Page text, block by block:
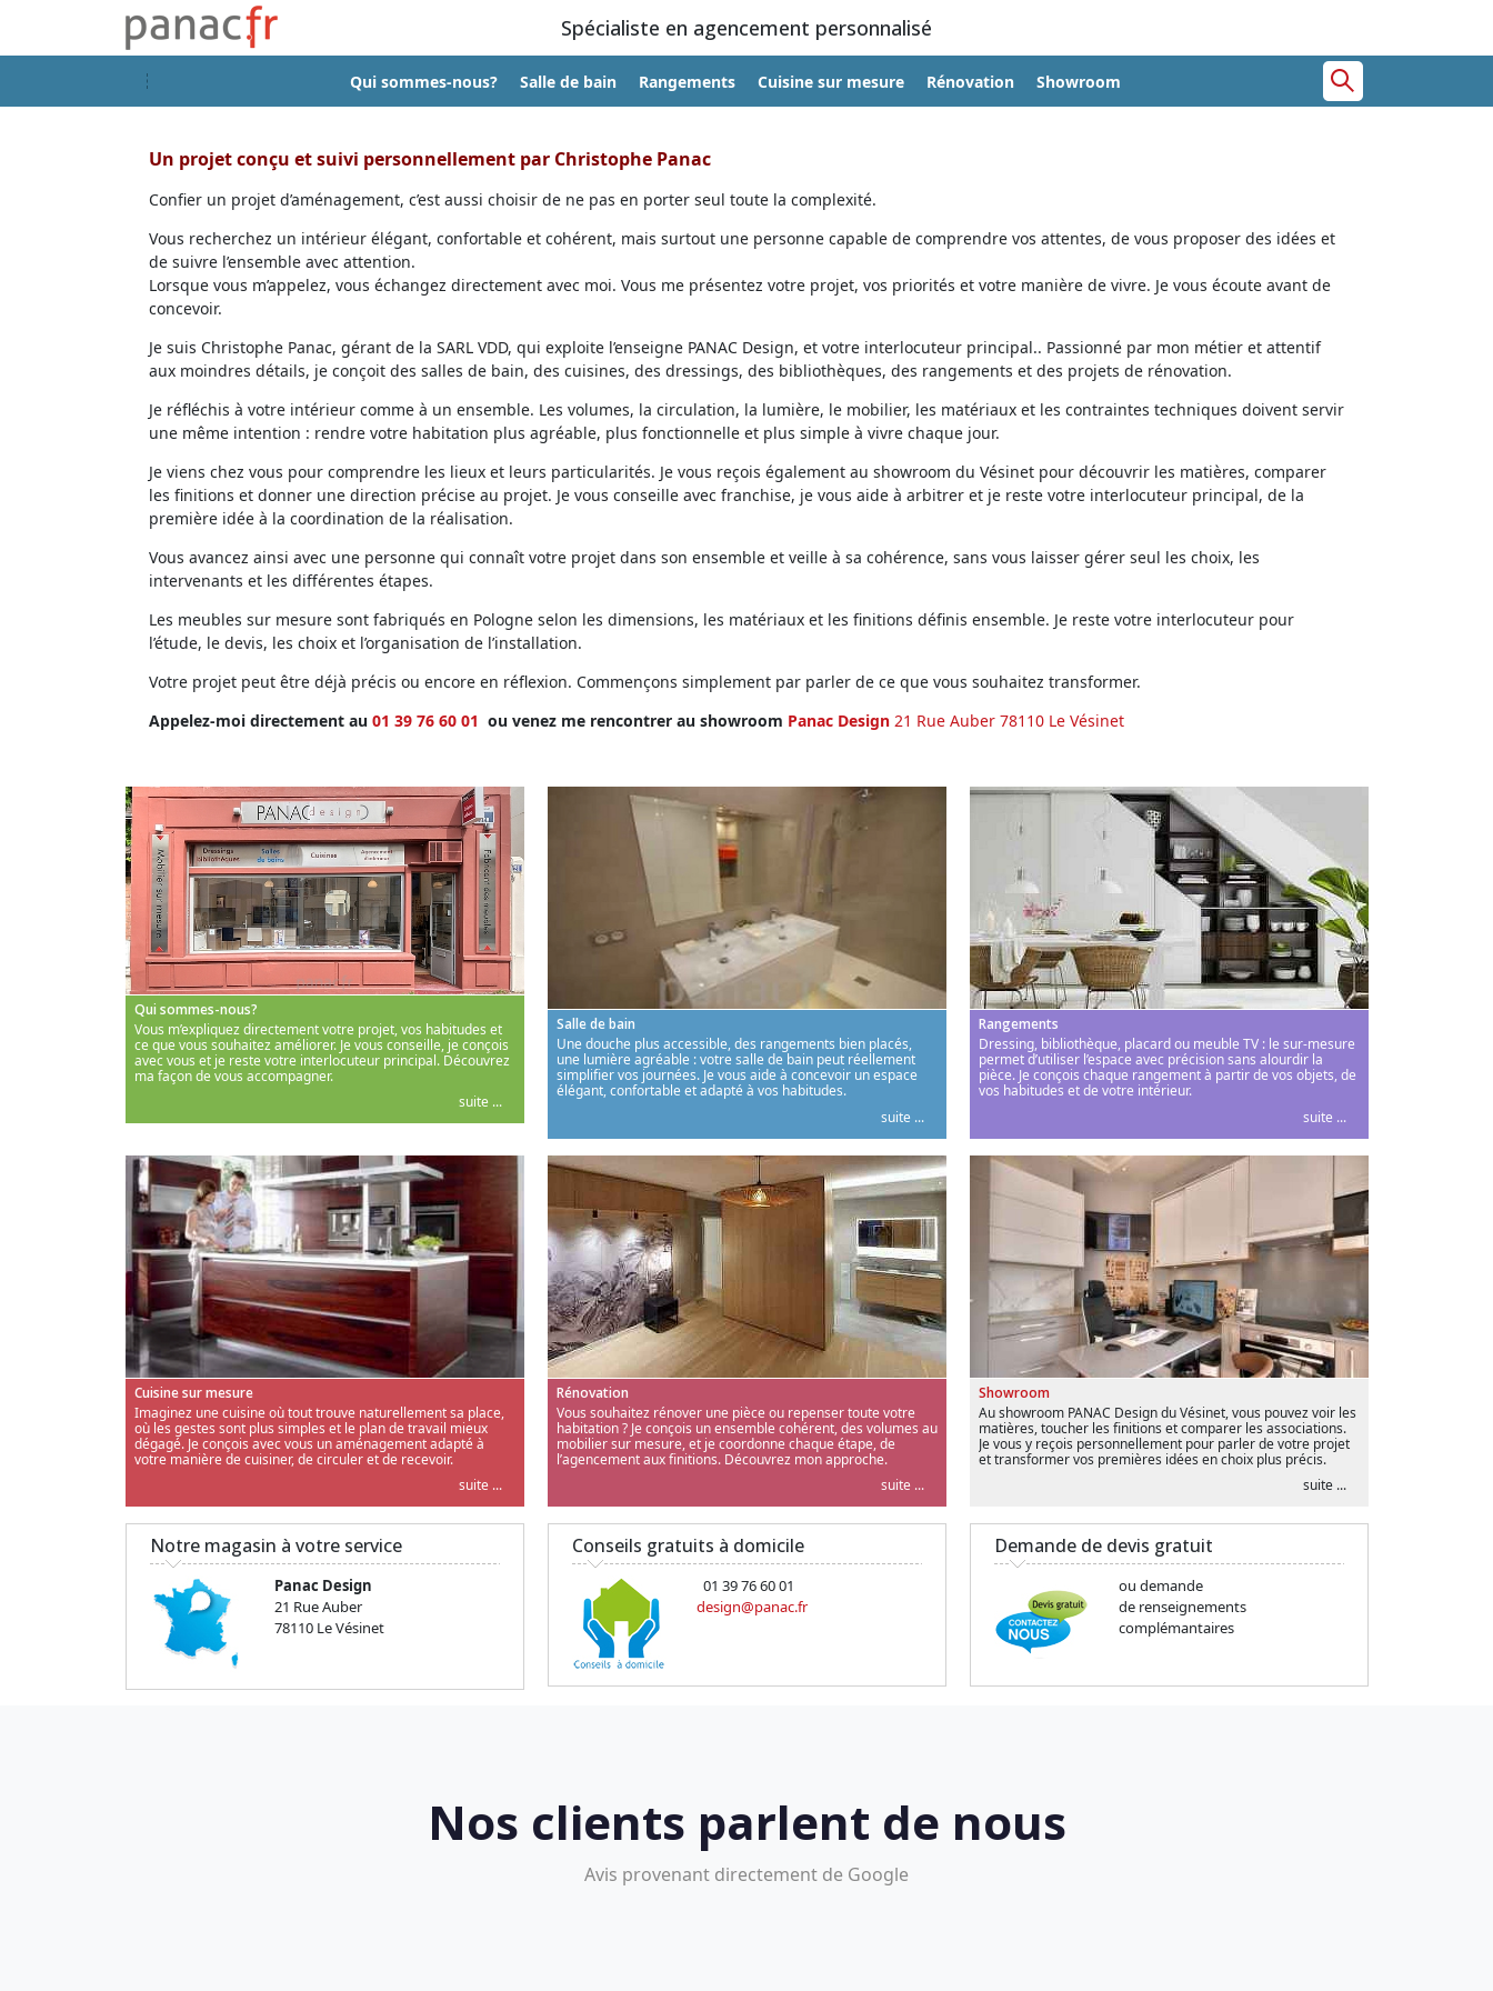
Spécialiste en agencement personnalisé
Qui sommes-nous? Salle de bain Rangements Cuisine sur mesure Rénovation Showroom
Un projet conçu et suivi personnellement par Christophe Panac
Confier un projet d’aménagement, c’est aussi choisir de ne pas en porter seul toute la complexité.
Vous recherchez un intérieur élégant, confortable et cohérent, mais surtout une personne capable de comprendre vos attentes, de vous proposer des idées et
de suivre l’ensemble avec attention.
Lorsque vous m’appelez, vous échangez directement avec moi. Vous me présentez votre projet, vos priorités et votre manière de vivre. Je vous écoute avant de
concevoir.
Je suis Christophe Panac, gérant de la SARL VDD, qui exploite l’enseigne PANAC Design, et votre interlocuteur principal.. Passionné par mon métier et attentif
aux moindres détails, je conçoit des salles de bain, des cuisines, des dressings, des bibliothèques, des rangements et des projets de rénovation.
Je réfléchis à votre intérieur comme à un ensemble. Les volumes, la circulation, la lumière, le mobilier, les matériaux et les contraintes techniques doivent servir
une même intention : rendre votre habitation plus agréable, plus fonctionnelle et plus simple à vivre chaque jour.
Je viens chez vous pour comprendre les lieux et leurs particularités. Je vous reçois également au showroom du Vésinet pour découvrir les matières, comparer
les finitions et donner une direction précise au projet. Je vous conseille avec franchise, je vous aide à arbitrer et je reste votre interlocuteur principal, de la
première idée à la coordination de la réalisation.
Vous avancez ainsi avec une personne qui connaît votre projet dans son ensemble et veille à sa cohérence, sans vous laisser gérer seul les choix, les
intervenants et les différentes étapes.
Les meubles sur mesure sont fabriqués en Pologne selon les dimensions, les matériaux et les finitions définis ensemble. Je reste votre interlocuteur pour
l’étude, le devis, les choix et l’organisation de l’installation.
Votre projet peut être déjà précis ou encore en réflexion. Commençons simplement par parler de ce que vous souhaitez transformer.
Appelez-moi directement au 01 39 76 60 01 ou venez me rencontrer au showroom Panac Design 21 Rue Auber 78110 Le Vésinet
Qui sommes-nous?
Vous m’expliquez directement votre projet, vos habitudes et
ce que vous souhaitez améliorer. Je vous conseille, je conçois
avec vous et je reste votre interlocuteur principal. Découvrez
ma façon de vous accompagner.
suite ...
Salle de bain
Une douche plus accessible, des rangements bien placés,
une lumière agréable : votre salle de bain peut réellement
simplifier vos journées. Je vous aide à concevoir un espace
élégant, confortable et adapté à vos habitudes.
suite ...
Rangements
Dressing, bibliothèque, placard ou meuble TV : le sur-mesure
permet d’utiliser l’espace avec précision sans alourdir la
pièce. Je conçois chaque rangement à partir de vos objets, de
vos habitudes et de votre intérieur.
suite ...
Cuisine sur mesure
Imaginez une cuisine où tout trouve naturellement sa place,
où les gestes sont plus simples et le plan de travail mieux
dégagé. Je conçois avec vous un aménagement adapté à
votre manière de cuisiner, de circuler et de recevoir.
suite ...
Rénovation
Vous souhaitez rénover une pièce ou repenser toute votre
habitation ? Je conçois un ensemble cohérent, des volumes au
mobilier sur mesure, et je coordonne chaque étape, de
l’agencement aux finitions. Découvrez mon approche.
suite ...
Showroom
Au showroom PANAC Design du Vésinet, vous pouvez voir les
matières, toucher les finitions et comparer les associations.
Je vous y reçois personnellement pour parler de votre projet
et transformer vos premières idées en choix plus précis.
suite ...
Notre magasin à votre service
Panac Design
21 Rue Auber
78110 Le Vésinet
Conseils gratuits à domicile
01 39 76 60 01
design@panac.fr
Demande de devis gratuit
ou demande
de renseignements
complémantaires
Nos clients parlent de nous
Avis provenant directement de Google